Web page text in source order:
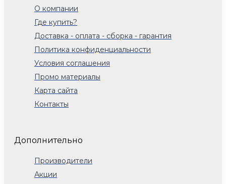
О компании
Где купить?
Доставка - оплата - сборка - гарантия
Политика конфиденциальности
Условия соглашения
Промо материалы
Карта сайта
Контакты
Дополнительно
Производители
Акции